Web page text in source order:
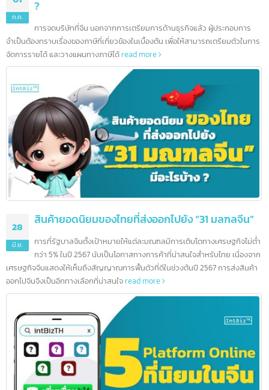
01 จดบริษัทที่จีน วางแผนภาษีอย่างไร จ่ายภาษีอะไรบ้าง
?
การจดบริษัทที่จีน นอกจากการเตรียมการด้านธุรกิจแล้ว ผู้ประกอบการ
จำเป็นต้องทราบเรื่องของภาษีที่เกี่ยวข้องในเบื้องต้น เพื่อให้สามารถเตรียมตัวในก
จัดการรายได้ และวางแผนทางภาษีได้read more
28
มิ.ย.
สินค้ายอดนิยมของไทยที่ส่งออกไปยัง “31 มลฑลจีน”
การที่รัฐบาลจีนตั้งเป้าหมายให้แต่ละมณฑลมีการเติบโตทางเศรษฐกิจไม่
กว่า 5% ในปี 2567 นับเป็นโอกาสทางการค้าที่น่าสนใจสำหรับไทย เนื่องจ
เศรษฐกิจจีนแสดงให้เห็นถึงสัญญาณการฟื้นตัวที่ดีในช่วงต้นปี 2567 การส่งสินค้
ออกไปจีนจึงเป็นอีกทางเลือกที่น่าสนใจread more